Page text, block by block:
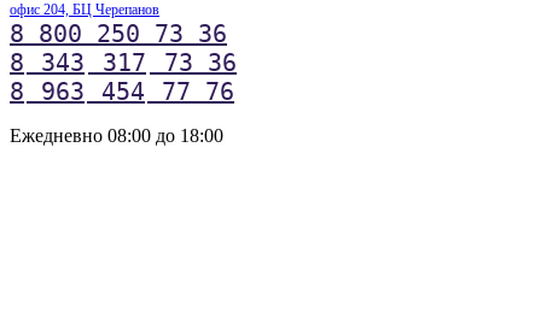
офис 204, БЦ Черепанов
8 800 250 73 36
8
343 317
73 36
8
963 454 77 76
Ежедневно 08:00 до 18:00